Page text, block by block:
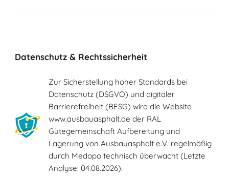
Datenschutz & Rechtssicherheit
Zur Sicherstellung hoher Standards bei
Datenschutz (DSGVO) und digitaler
Barrierefreiheit (BFSG) wird die Website
www.ausbauasphalt.de der RAL
Gütegemeinschaft Aufbereitung und
Lagerung von Ausbauasphalt e.V. regelmäßig
durch Medopo technisch überwacht (Letzte
Analyse: 04.08.2026).